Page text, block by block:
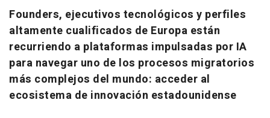
Founders, ejecutivos tecnológicos y perfiles
altamente cualificados de Europa están
recurriendo a plataformas impulsadas por IA
para navegar uno de los procesos migratorios
más complejos del mundo: acceder al
ecosistema de innovación estadounidense